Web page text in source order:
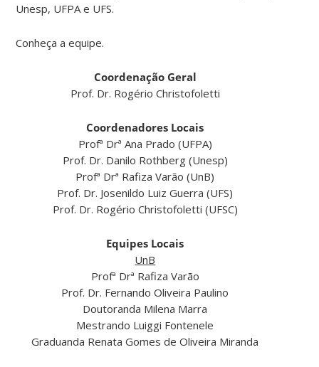
Unesp, UFPA e UFS.
Conheça a equipe.
Coordenação Geral
Prof. Dr. Rogério Christofoletti
Coordenadores Locais
Profª Drª Ana Prado (UFPA)
Prof. Dr. Danilo Rothberg (Unesp)
Profª Drª Rafiza Varão (UnB)
Prof. Dr. Josenildo Luiz Guerra (UFS)
Prof. Dr. Rogério Christofoletti (UFSC)
Equipes Locais
UnB
Profª Drª Rafiza Varão
Prof. Dr. Fernando Oliveira Paulino
Doutoranda Milena Marra
Mestrando Luiggi Fontenele
Graduanda Renata Gomes de Oliveira Miranda